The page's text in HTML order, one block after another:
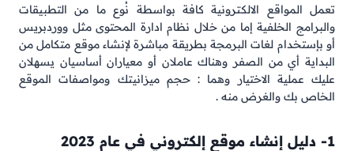
تعمل المواقع الالكترونية كافة بواسطة نُوع ما من التطبيقات
والبرامج الخلفية إما من خلال نظام ادارة المحتوى مثل ووردبريس
أو بإستخدام لغات البرمجة بطريقة مباشرة لإنشاء موقع متكامل من
البداية أي من الصفر وهناك عاملان أو معياران أساسيان يسهلان
عليك عملية الاختيار وهما : حجم ميزانيتك ومواصفات الموقع
الخاص بك والغرض منه .
1- دليل إنشاء موقع إلكتروني في عام 2023